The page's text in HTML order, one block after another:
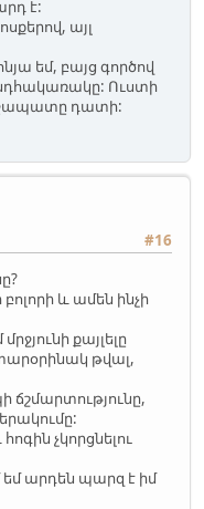
է:
այլ
եմ, բայց գործով
Ուստի
դատի:
#16
և ամեն ինչի
քայլելը
թվալ,
ճշմարտությունը,
չկորցնելու
եմ արդեն պարզ է իմ